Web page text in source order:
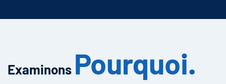
Examinons Pourquoi.